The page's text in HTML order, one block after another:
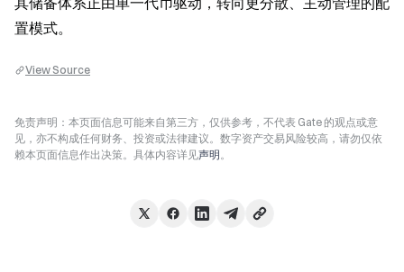
置模式。
View Source
免责声明：本页面信息可能来自第三方，仅供参考，不代表 Gate 的观点或意
见，亦不构成任何财务、投资或法律建议。数字资产交易风险较高，请勿仅依
赖本页面信息作出决策。具体内容详见声明。